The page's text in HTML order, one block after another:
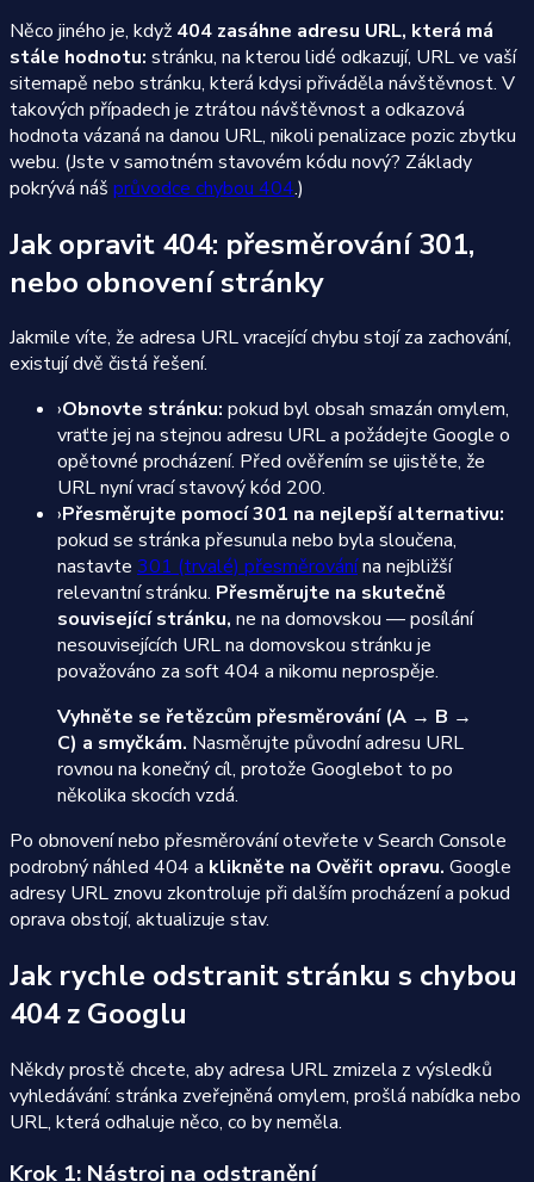
Něco jiného je, když 404 zasáhne adresu URL, která má
stále hodnotu: stránku, na kterou lidé odkazují, URL ve vaší
sitemapě nebo stránku, která kdysi přiváděla návštěvnost. V
takových případech je ztrátou návštěvnost a odkazová
hodnota vázaná na danou URL, nikoli penalizace pozic zbytku
webu. (Jste v samotném stavovém kódu nový? Základy
pokrývá náš průvodce chybou 404.)
Jak opravit 404: přesměrování 301,
nebo obnovení stránky
Jakmile víte, že adresa URL vracející chybu stojí za zachování,
existují dvě čistá řešení.
›Obnovte stránku: pokud byl obsah smazán omylem,
vraťte jej na stejnou adresu URL a požádejte Google o
opětovné procházení. Před ověřením se ujistěte, že
URL nyní vrací stavový kód 200.
›Přesměrujte pomocí 301 na nejlepší alternativu:
pokud se stránka přesunula nebo byla sloučena,
nastavte 301 (trvalé) přesměrovánína nejbližší
relevantní stránku. Přesměrujte na skutečně
související stránku, ne na domovskou — posílání
nesouvisejících URL na domovskou stránku je
považováno za soft 404 a nikomu neprospěje.
Vyhněte se řetězcům přesměrování (A → B →
C) a smyčkám. Nasměrujte původní adresu URL
rovnou na konečný cíl, protože Googlebot to po
několika skocích vzdá.
Po obnovení nebo přesměrování otevřete v Search Console
podrobný náhled 404 a klikněte na Ověřit opravu. Google
adresy URL znovu zkontroluje při dalším procházení a pokud
oprava obstojí, aktualizuje stav.
Jak rychle odstranit stránku s chybou
404 z Googlu
Někdy prostě chcete, aby adresa URL zmizela z výsledků
vyhledávání: stránka zveřejněná omylem, prošlá nabídka nebo
URL, která odhaluje něco, co by neměla.
Krok 1: Nástroj na odstranění